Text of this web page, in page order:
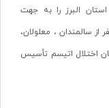
استان البرز را به جهت
، درمان ، آموزش و توانبخشی بیش از 3200 نفر از سالمندان ، معلولان،
اختلال اتیسم تأسیس